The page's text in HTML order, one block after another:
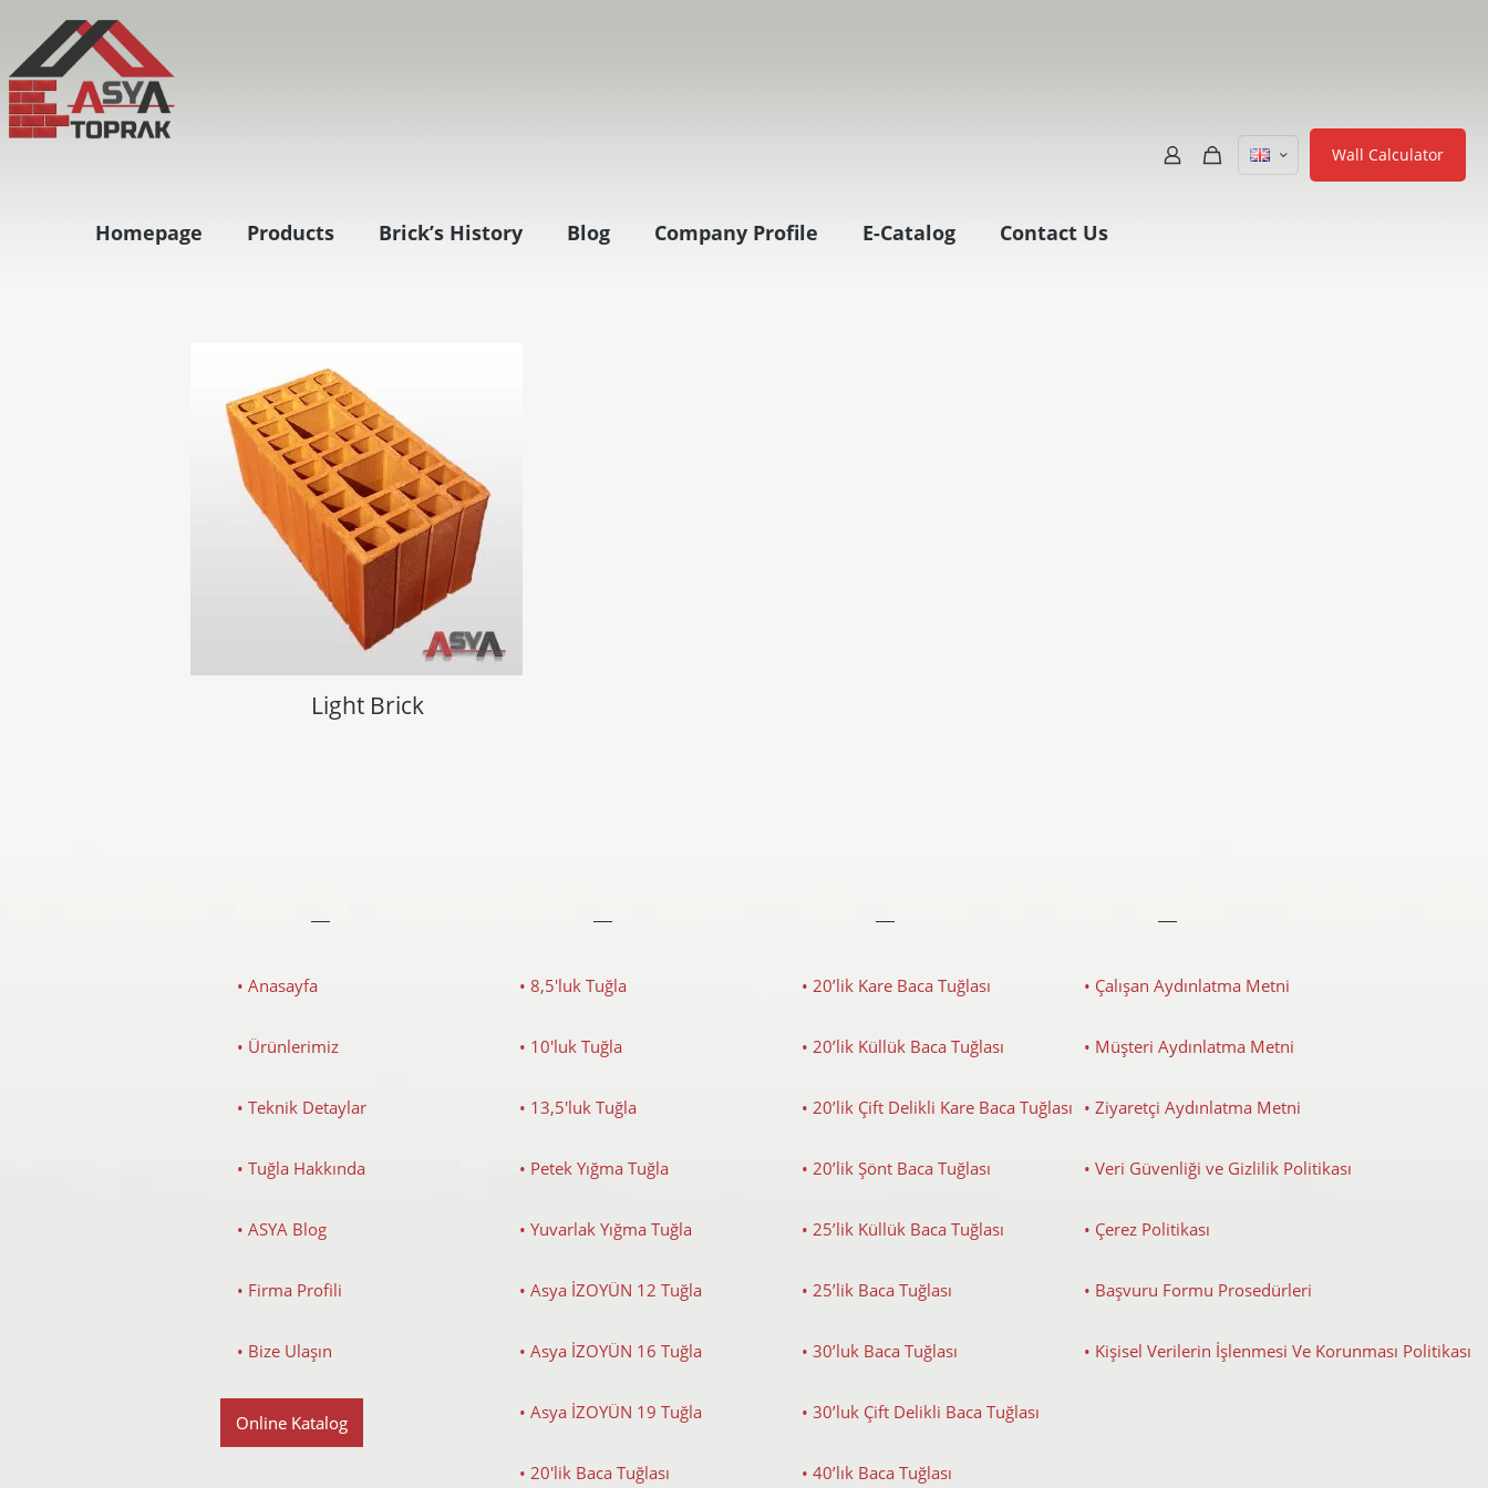
Homepage Products Brick’s History Blog Company Profile E-Catalog Contact Us
Wall Calculator
Light Brick
• Anasayfa
• Ürünlerimiz
• Teknik Detaylar
• Tuğla Hakkında
• ASYA Blog
• Firma Profili
• Bize Ulaşın
Online Katalog
• 8,5'luk Tuğla
• 10'luk Tuğla
• 13,5'luk Tuğla
• Petek Yığma Tuğla
• Yuvarlak Yığma Tuğla
• Asya İZOYÜN 12 Tuğla
• Asya İZOYÜN 16 Tuğla
• Asya İZOYÜN 19 Tuğla
• 20'lik Baca Tuğlası
• 20’lik Kare Baca Tuğlası
• 20’lik Küllük Baca Tuğlası
• 20’lik Çift Delikli Kare Baca Tuğlası
• 20’lik Şönt Baca Tuğlası
• 25’lik Küllük Baca Tuğlası
• 25’lik Baca Tuğlası
• 30’luk Baca Tuğlası
• 30’luk Çift Delikli Baca Tuğlası
• 40’lık Baca Tuğlası
• Çalışan Aydınlatma Metni
• Müşteri Aydınlatma Metni
• Ziyaretçi Aydınlatma Metni
• Veri Güvenliği ve Gizlilik Politikası
• Çerez Politikası
• Başvuru Formu Prosedürleri
• Kişisel Verilerin İşlenmesi Ve Korunması Politikası